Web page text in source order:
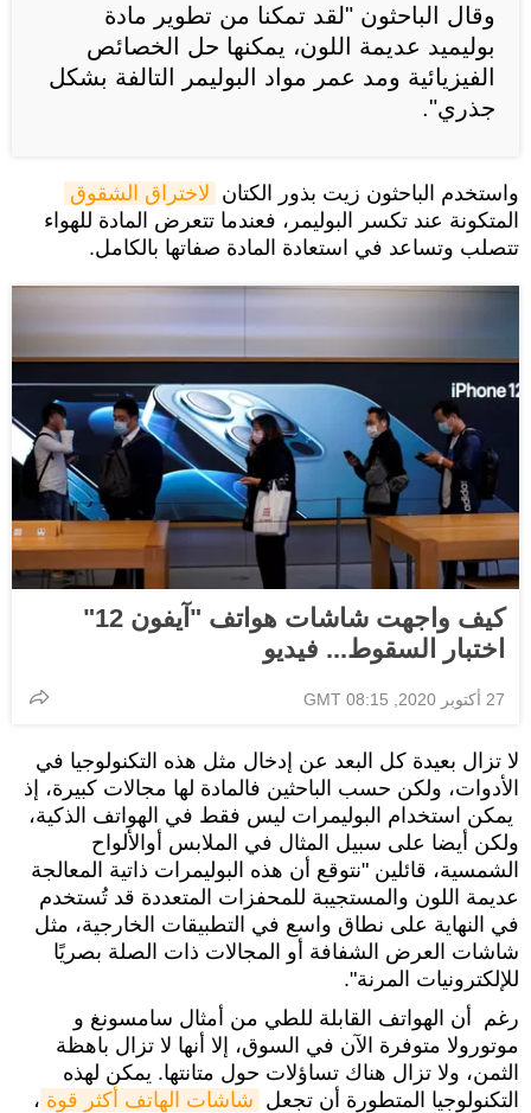
وقال الباحثون "لقد تمكنا من تطوير مادة
بوليميد عديمة اللون، يمكنها حل الخصائص
الفيزيائية ومد عمر مواد البوليمر التالفة بشكل
جذري".
واستخدم الباحثون زيت بذور الكتان لاختراق الشقوق
المتكونة عند تكسر البوليمر، فعندما تتعرض المادة للهواء
تتصلب وتساعد في استعادة المادة صفاتها بالكامل.
كيف واجهت شاشات هواتف "آيفون 12"
اختبار السقوط... فيديو
27 أكتوبر 2020, 08:15 GMT
لا تزال بعيدة كل البعد عن إدخال مثل هذه التكنولوجيا في
الأدوات، ولكن حسب الباحثين فالمادة لها مجالات كبيرة، إذ
يمكن استخدام البوليمرات ليس فقط في الهواتف الذكية،
ولكن أيضا على سبيل المثال في الملابس أوالألواح
الشمسية، قائلين "نتوقع أن هذه البوليمرات ذاتية المعالجة
عديمة اللون والمستجيبة للمحفزات المتعددة قد تُستخدم
في النهاية على نطاق واسع في التطبيقات الخارجية، مثل
شاشات العرض الشفافة أو المجالات ذات الصلة بصريًا
للإلكترونيات المرنة".
رغم أن الهواتف القابلة للطي من أمثال سامسونغ و
موتورولا متوفرة الآن في السوق، إلا أنها لا تزال باهظة
الثمن، ولا تزال هناك تساؤلات حول متانتها. يمكن لهذه
التكنولوجيا المتطورة أن تجعل شاشات الهاتف أكثر قوة ،